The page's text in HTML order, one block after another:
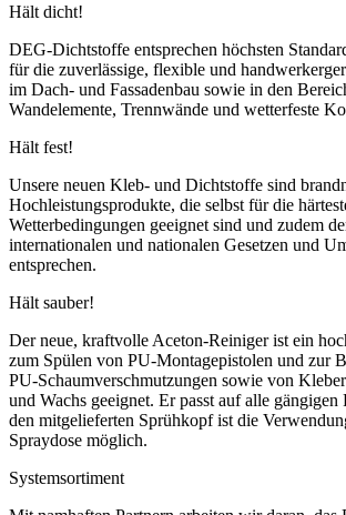
Hält dicht!
DEG-Dichtstoffe entsprechen höchsten
für die zuverlässige, flexible und
im Dach- und Fassadenbau sowie in den
Wandelemente, Trennwände und wetterfeste
Hält fest!
Unsere neuen Kleb- und Dichtstoffe sind
Hochleistungsprodukte, die selbst für die
Wetterbedingungen geeignet sind und zudem
internationalen und nationalen Gesetzen und
entsprechen.
Hält sauber!
Der neue, kraftvolle Aceton-Reiniger ist ein
zum Spülen von PU-Montagepistolen und zur
PU-Schaumverschmutzungen sowie von
und Wachs geeignet. Er passt auf alle gängigen
den mitgelieferten Sprühkopf ist die
Spraydose möglich.
Systemsortiment